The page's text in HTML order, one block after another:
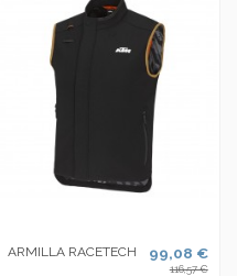
ARMILLA RACETECH 99,08 €
116,57 €